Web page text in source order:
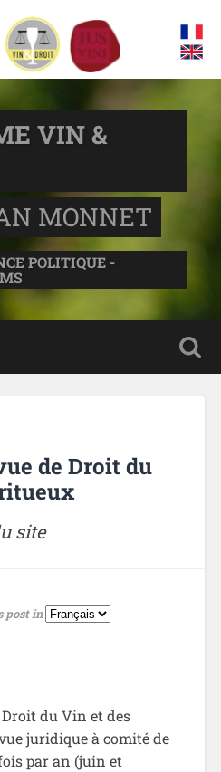
VIN &
MONNET
POLITIQUE -
de Droit du
site
post in
du Vin et des
juridique à comité de
par an (juin et